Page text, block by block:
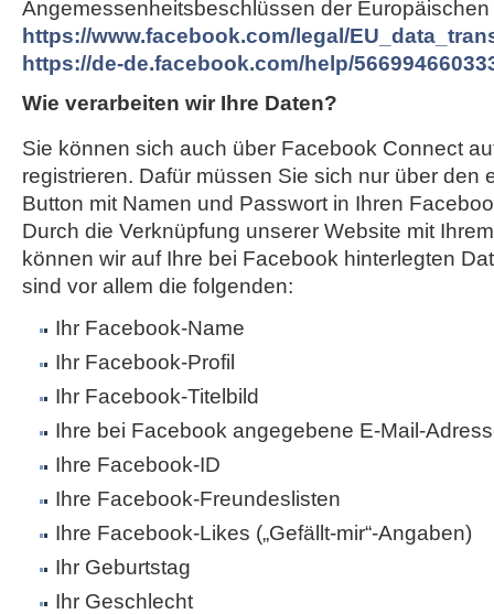
Angemessenheitsbeschlüssen der
https://www.facebook.com/legal/
https://de-de.facebook.com/help/
Wie verarbeiten wir Ihre Daten?
Sie können sich auch über Facebook Connect
registrieren. Dafür müssen Sie sich nur über den
Button mit Namen und Passwort in Ihren
Durch die Verknüpfung unserer Website mit
können wir auf Ihre bei Facebook hinterlegten
sind vor allem die folgenden:
Ihr Facebook-Name
Ihr Facebook-Profil
Ihr Facebook-Titelbild
Ihre bei Facebook angegebene E-Mail-
Ihre Facebook-ID
Ihre Facebook-Freundeslisten
Ihre Facebook-Likes („Gefällt-mir“-Angaben)
Ihr Geburtstag
Ihr Geschlecht